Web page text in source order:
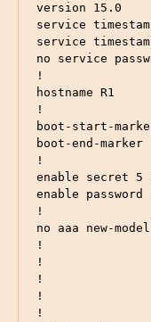
version 15.0
service
service
no service
!
hostname R1
!
boot-start-
boot-end-marker
!
enable secret 5
enable password
!
no aaa new-model
!
!
!
!
!